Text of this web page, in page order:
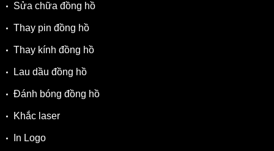
Sửa chữa đồng hồ
Thay pin đồng hồ
Thay kính đồng hồ
Lau dầu đồng hồ
Đánh bóng đồng hồ
Khắc laser
In Logo